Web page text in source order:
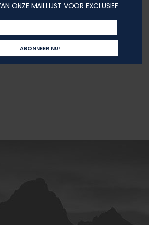
ONZE MAILLIJST VOOR EXCLUSIEF